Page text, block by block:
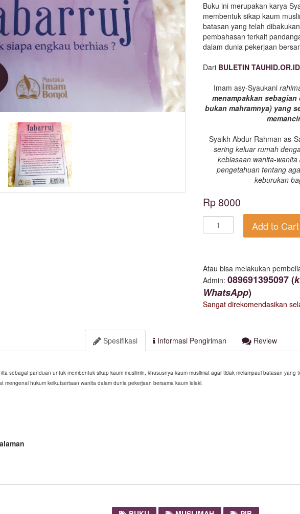
Buku ini merupakan karya
membentuk sikap kaum
batasan yang telah
pembahasan terkait
dalam dunia pekerjaan
Dari BULETIN TAUHID.OR.ID
Imam asy-Syaukani
menampakkan
bukan mahramnya) yang
Syaikh Abdur Rahman as-
sering keluar rumah
kebiasaan wanita-
pengetahuan tentang
keburukan
Rp 8000
Add to Cart
Atau bisa melakukan
Admin:089691395097 (
WhatsApp)
Sangat direkomendasikan
Spesifikasi Informasi Pengiriman Review
sebagai panduan untuk membentuk sikap kaum muslimin, khususnya kaum muslimat agar tidak melampaui batasan
mengenai hukum keikutsertaan wanita dalam dunia pekerjaan bersama kaum lelaki.